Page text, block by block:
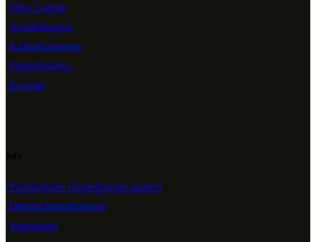
Über Galerie
Ausstellungen
Kulturfürderung
Freundeskreis
Kontakt
Privatsphäre-Einstellungen ändern
Datenschutzerklärung
Impressum